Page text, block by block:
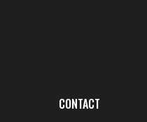
CONTACT